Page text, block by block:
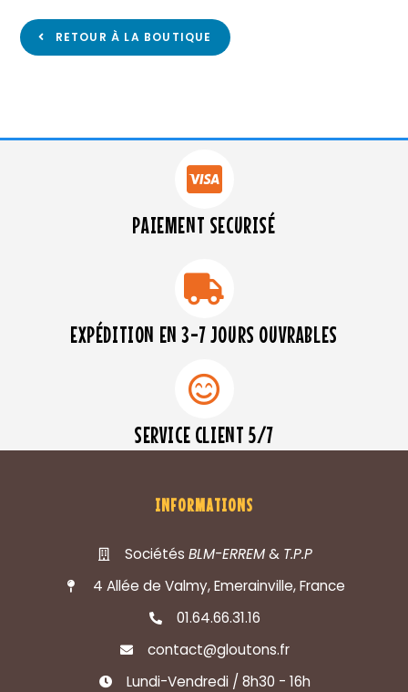
RETOUR À LA BOUTIQUE
PAIEMENT SECURISÉ
EXPÉDITION EN 3-7 JOURS OUVRABLES
SERVICE CLIENT 5/7
INFORMATIONS
SociétésBLM-ERREM& T.P.P
4 Allée de Valmy, Emerainville, France
01.64.66.31.16
contact@gloutons.fr
Lundi-Vendredi / 8h30 - 16h